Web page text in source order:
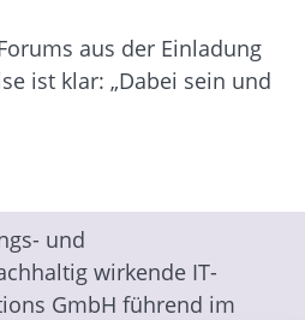
aus der Einladung
ist klar: „Dabei sein und
und
wirkende IT-
GmbH führend im